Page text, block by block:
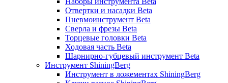
Отвертки и насадки Beta
Пневмоинструмент Beta
Сверла и фрезы Beta
Торцевые головки Beta
Ходовая часть Beta
Шарнирно-губцевый инструмент Beta
Инструмент ShiningBerg
Инструмент в ложементах ShiningBerg